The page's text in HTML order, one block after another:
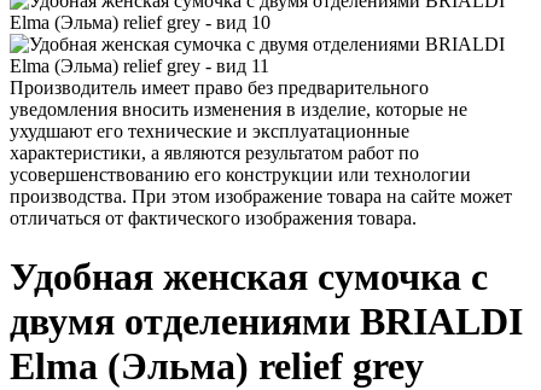
Производитель имеет право без предварительного
уведомления вносить изменения в изделие, которые не
ухудшают его технические и эксплуатационные
характеристики, а являются результатом работ по
усовершенствованию его конструкции или технологии
производства. При этом изображение товара на сайте может
отличаться от фактического изображения товара.
Удобная женская сумочка с
двумя отделениями BRIALDI
Elma (Эльма) relief grey